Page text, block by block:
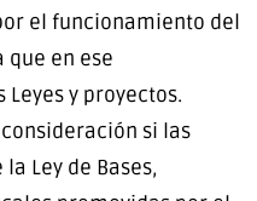
el funcionamiento del
que en ese
y proyectos.
si las
Ley de Bases,